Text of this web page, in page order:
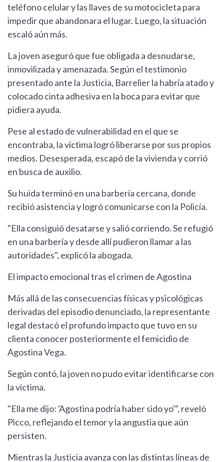
teléfono celular y las llaves de su motocicleta para
impedir que abandonara el lugar. Luego, la situación
escaló aún más.
La joven aseguró que fue obligada a desnudarse,
inmovilizada y amenazada. Según el testimonio
presentado ante la Justicia, Barrelier la habría atado y
colocado cinta adhesiva en la boca para evitar que
pidiera ayuda.
Pese al estado de vulnerabilidad en el que se
encontraba, la víctima logró liberarse por sus propios
medios. Desesperada, escapó de la vivienda y corrió
en busca de auxilio.
Su huida terminó en una barbería cercana, donde
recibió asistencia y logró comunicarse con la Policía.
"Ella consiguió desatarse y salió corriendo. Se refugió
en una barbería y desde allí pudieron llamar a las
autoridades", explicó la abogada.
El impacto emocional tras el crimen de Agostina
Más allá de las consecuencias físicas y psicológicas
derivadas del episodio denunciado, la representante
legal destacó el profundo impacto que tuvo en su
clienta conocer posteriormente el femicidio de
Agostina Vega.
Según contó, la joven no pudo evitar identificarse con
la víctima.
"Ella me dijo: 'Agostina podría haber sido yo'", reveló
Picco, reflejando el temor y la angustia que aún
persisten.
Mientras la Justicia avanza con las distintas líneas de